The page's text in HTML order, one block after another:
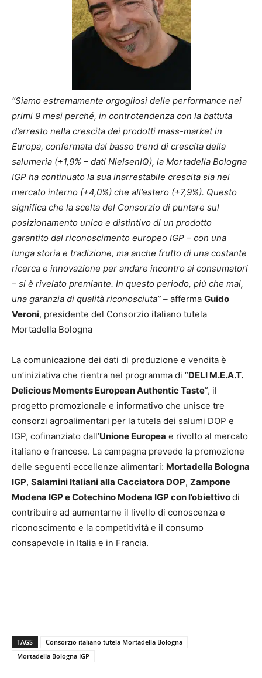
“Siamo estremamente orgogliosi delle performance nei
primi 9 mesi perché, in controtendenza con la battuta
d’arresto nella crescita dei prodotti mass-market in
Europa, confermata dal basso trend di crescita della
salumeria (+1,9% – dati NielsenIQ), la Mortadella Bologna
IGP ha continuato la sua inarrestabile crescita sia nel
mercato interno (+4,0%) che all’estero (+7,9%). Questo
significa che la scelta del Consorzio di puntare sul
posizionamento unico e distintivo di un prodotto
garantito dal riconoscimento europeo IGP – con una
lunga storia e tradizione, ma anche frutto di una costante
ricerca e innovazione per andare incontro ai consumatori
– si è rivelato premiante. In questo periodo, più che mai,
una garanzia di qualità riconosciuta” – afferma Guido
Veroni, presidente del Consorzio italiano tutela
Mortadella Bologna
La comunicazione dei dati di produzione e vendita è
un’iniziativa che rientra nel programma di “DELI M.E.A.T.
Delicious Moments European Authentic Taste”, il
progetto promozionale e informativo che unisce tre
consorzi agroalimentari per la tutela dei salumi DOP e
IGP, cofinanziato dall’Unione Europea e rivolto al mercato
italiano e francese. La campagna prevede la promozione
delle seguenti eccellenze alimentari: Mortadella Bologna
IGP, Salamini Italiani alla Cacciatora DOP, Zampone
Modena IGP e Cotechino Modena IGP con l’obiettivodi
contribuire ad aumentarne il livello di conoscenza e
riconoscimento e la competitività e il consumo
consapevole in Italia e in Francia.
TAGS
Consorzio italiano tutela Mortadella Bologna
Mortadella Bologna IGP